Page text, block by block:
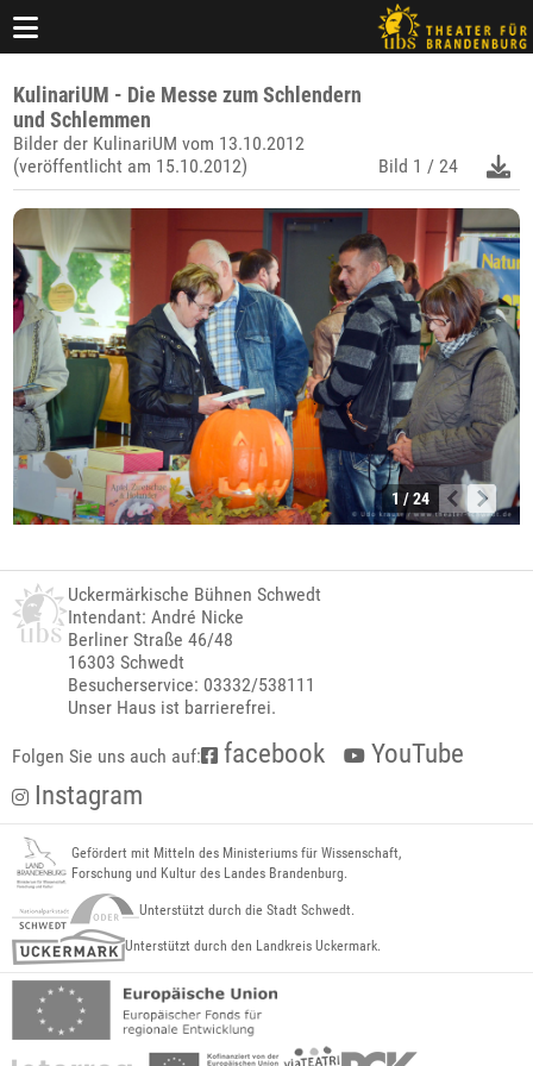
KulinariUM - Die Messe zum Schlendern
und Schlemmen
Bilder der KulinariUM vom 13.10.2012
(veröffentlicht am 15.10.2012)
Bild 1 / 24
1 / 24
Uckermärkische Bühnen Schwedt
Intendant: André Nicke
Berliner Straße 46/48
16303 Schwedt
Besucherservice: 03332/538111
Unser Haus ist barrierefrei.
Folgen Sie uns auch auf: facebook
YouTube
Instagram
Gefördert mit Mitteln des Ministeriums für Wissenschaft,
Forschung und Kultur des Landes Brandenburg.
Unterstützt durch die Stadt Schwedt.
Unterstützt durch den Landkreis Uckermark.